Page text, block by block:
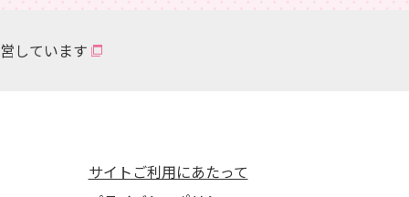
しています
サイトご利用にあたって